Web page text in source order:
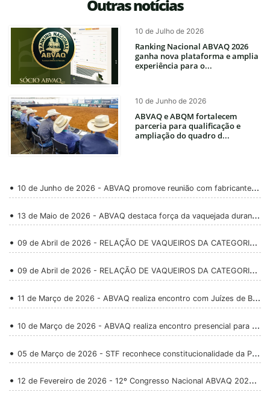
Outras notícias
10 de Julho de 2026
Ranking Nacional ABVAQ 2026
ganha nova plataforma e amplia
experiência para o...
10 de Junho de 2026
ABVAQ e ABQM fortalecem
parceria para qualificação e
ampliação do quadro d...
10 de Junho de 2026 - ABVAQ promove reunião com fabricantes de luvas em busca de melhorias para a vaquejada
13 de Maio de 2026 - ABVAQ destaca força da vaquejada durante evento de turismo no Maranhão
09 de Abril de 2026 - RELAÇÃO DE VAQUEIROS DA CATEGORIA AMADOR ABVAQ 2026
09 de Abril de 2026 - RELAÇÃO DE VAQUEIROS DA CATEGORIA INTERMEDIÁRIO ABVAQ 2026
11 de Março de 2026 - ABVAQ realiza encontro com Juízes de Bem-Estar Animal para renovação de credenciais
10 de Março de 2026 - ABVAQ realiza encontro presencial para renovação de credenciais dos Juízes de Vaquejada Série A
05 de Março de 2026 - STF reconhece constitucionalidade da PEC da Vaquejada e reforça vitória histórica para o esporte equestre brasileiro
12 de Fevereiro de 2026 - 12º Congresso Nacional ABVAQ 2026 reúne profissionais de todo o Brasil e fortalece a evolução da vaquejada